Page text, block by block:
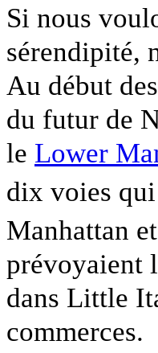
Si nous
sérendipité,
Au début
du futur de
le Lower
dix voies
Manhattan
prévoyaient
dans Little
commerces.